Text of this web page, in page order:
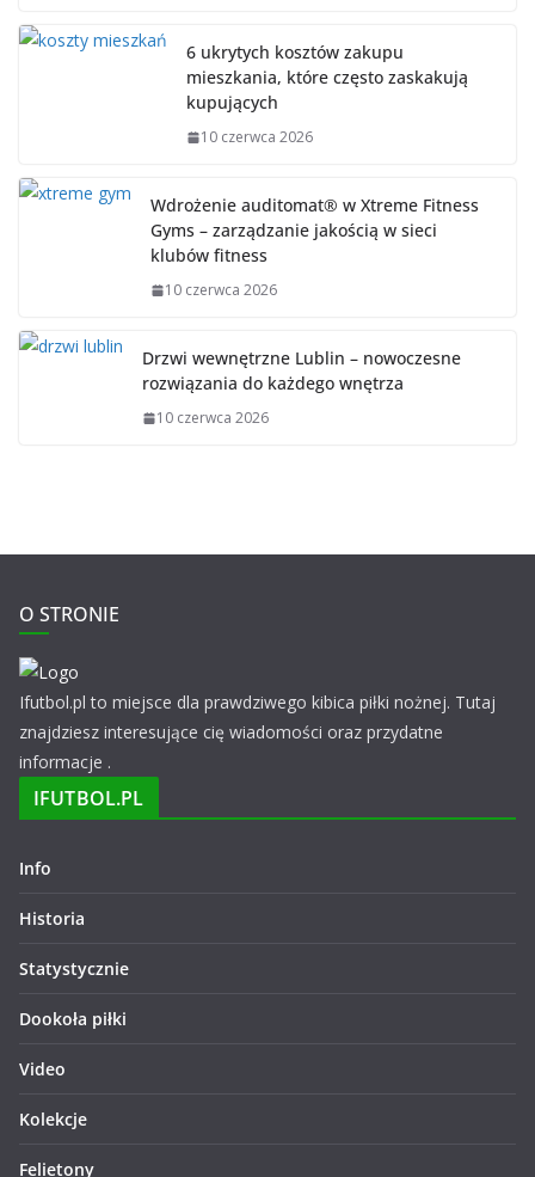
6 ukrytych kosztów zakupu
mieszkania, które często zaskakują
kupujących
10 czerwca 2026
Wdrożenie auditomat® w Xtreme Fitness
Gyms – zarządzanie jakością w sieci
klubów fitness
10 czerwca 2026
Drzwi wewnętrzne Lublin – nowoczesne
rozwiązania do każdego wnętrza
10 czerwca 2026
O STRONIE
Ifutbol.pl to miejsce dla prawdziwego kibica piłki nożnej. Tutaj
znajdziesz interesujące cię wiadomości oraz przydatne
informacje .
IFUTBOL.PL
Info
Historia
Statystycznie
Dookoła piłki
Video
Kolekcje
Felietony